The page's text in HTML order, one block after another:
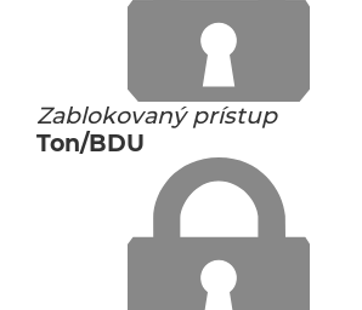
Zablokovaný prístup
Ton/BDU